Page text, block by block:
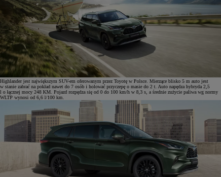
Highlander jest największym SUV-em oferowanym przez Toyotę w Polsce. Mierzące blisko 5 m auto jest
w stanie zabrać na pokład nawet do 7 osób i holować przyczepę o masie do 2 t. Auto napędza hybryda 2,5
l o łącznej mocy 248 KM. Pojazd rozpędza się od 0 do 100 km/h w 8,3 s, a średnie zużycie paliwa wg normy
WLTP wynosi od 6,6 l/100 km.